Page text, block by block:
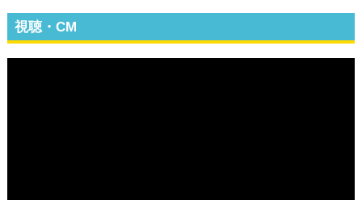
視聴・CM